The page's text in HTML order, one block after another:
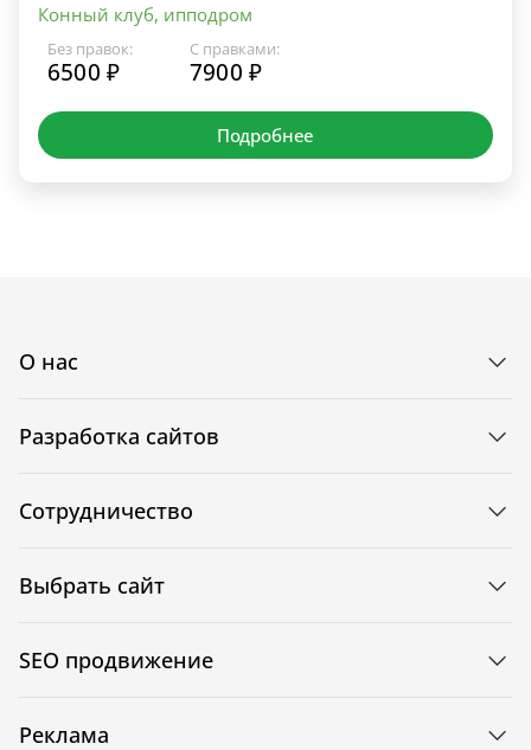
Конный клуб, ипподром
Без правок:
6500 ₽
С правками:
7900 ₽
Подробнее
О нас
Разработка сайтов
Сотрудничество
Выбрать сайт
SEO продвижение
Реклама